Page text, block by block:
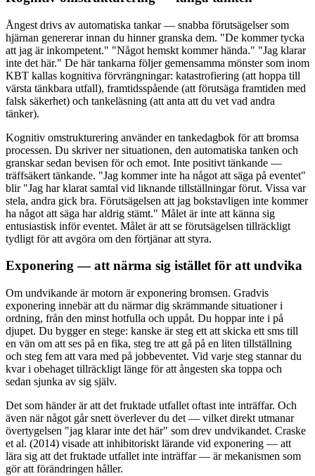
Ångest drivs av automatiska tankar — snabba förutsägelser som
hjärnan genererar innan du hinner granska dem. "De kommer tycka
att jag är inkompetent." "Något hemskt kommer hända." "Jag klarar
inte det här." De här tankarna följer gemensamma mönster som inom
KBT kallas kognitiva förvrängningar: katastrofiering (att hoppa till
värsta tänkbara utfall), framtidsspående (att förutsäga framtiden med
falsk säkerhet) och tankeläsning (att anta att du vet vad andra
tänker).
Kognitiv omstrukturering använder en tankedagbok för att bromsa
processen. Du skriver ner situationen, den automatiska tanken och
granskar sedan bevisen för och emot. Inte positivt tänkande —
träffsäkert tänkande. "Jag kommer inte ha något att säga på eventet"
blir "Jag har klarat samtal vid liknande tillställningar förut. Vissa var
stela, andra gick bra. Förutsägelsen att jag bokstavligen inte kommer
ha något att säga har aldrig stämt." Målet är inte att känna sig
entusiastisk inför eventet. Målet är att se förutsägelsen tillräckligt
tydligt för att avgöra om den förtjänar att styra.
Exponering — att närma sig istället för att undvika
Om undvikande är motorn är exponering bromsen. Gradvis
exponering innebär att du närmar dig skrämmande situationer i
ordning, från den minst hotfulla och uppåt. Du hoppar inte i på
djupet. Du bygger en stege: kanske är steg ett att skicka ett sms till
en vän om att ses på en fika, steg tre att gå på en liten tillställning
och steg fem att vara med på jobbeventet. Vid varje steg stannar du
kvar i obehaget tillräckligt länge för att ångesten ska toppa och
sedan sjunka av sig själv.
Det som händer är att det fruktade utfallet oftast inte inträffar. Och
även när något går snett överlever du det — vilket direkt utmanar
övertygelsen "jag klarar inte det här" som drev undvikandet. Craske
et al. (2014) visade att inhibitoriskt lärande vid exponering — att
lära sig att det fruktade utfallet inte inträffar — är mekanismen som
gör att förändringen håller.